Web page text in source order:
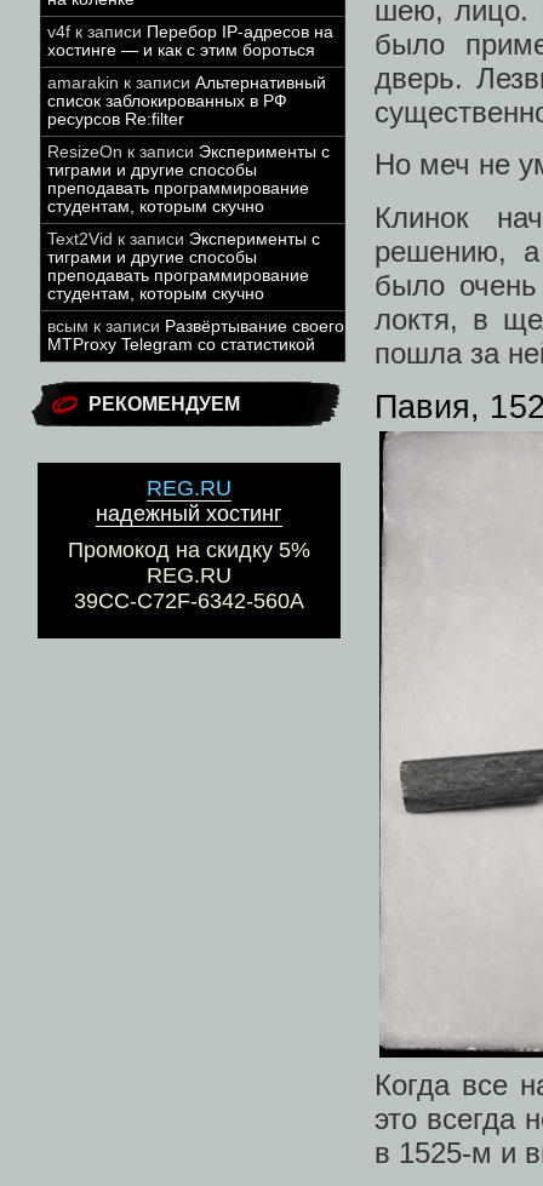
v4f к записи Перебор IP-адресов на
хостинге — и как с этим бороться
amarakin к записи Альтернативный
список заблокированных в РФ
ресурсов Re:filter
ResizeOn к записи Эксперименты с
тиграми и другие способы
преподавать программирование
студентам, которым скучно
Text2Vid к записи Эксперименты с
тиграми и другие способы
преподавать программирование
студентам, которым скучно
всым к записи Развёртывание своего
MTProxy Telegram со статистикой
РЕКОМЕНДУЕМ
REG.RU
надежный хостинг
Промокод на скидку 5%
REG.RU
39CC-C72F-6342-560A
шею, лицо.
было
дверь.
Но меч не
Клинок
решению, а
было
локтя, в
пошла за
Павия,
Когда все
это всегда
в 1525-м и